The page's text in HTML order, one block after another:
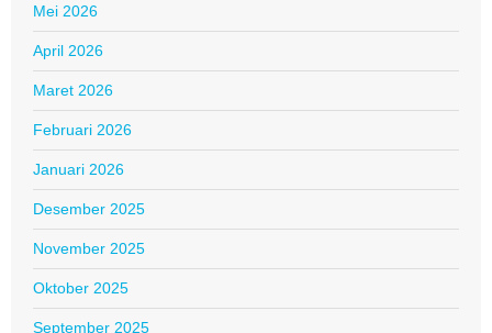
Mei 2026
April 2026
Maret 2026
Februari 2026
Januari 2026
Desember 2025
November 2025
Oktober 2025
September 2025